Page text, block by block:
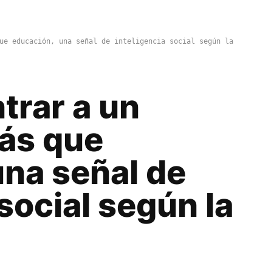
educación, una señal de inteligencia social según la
a un
que
señal de
según la